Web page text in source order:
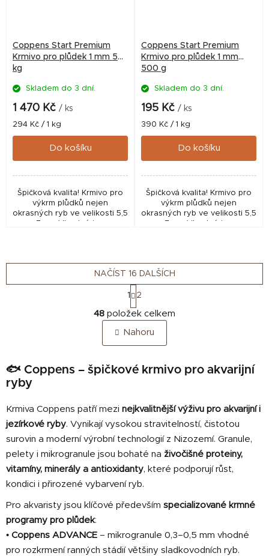
Coppens Start Premium
Krmivo pro plůdek 1 mm 5
kg
Skladem do 3 dní.
1 470 Kč / ks
Měrná
cena:
294 Kč / 1 kg
Do košíku
Špičková kvalita! Krmivo pro
výkrm plůdků nejen
okrasných ryb ve velikosti 5,5
Coppens Start Premium
Krmivo pro plůdek 1 mm
500 g
Skladem do 3 dní.
195 Kč / ks
Měrná
cena:
390 Kč / 1 kg
Do košíku
Špičková kvalita! Krmivo pro
výkrm plůdků nejen
okrasných ryb ve velikosti 5,5
O
v
l
á
d
a
í
p
r
v
k
y
v
p
s
u
NAČÍST 16 DALŠÍCH
S
t
r
á
n
k
v
í
1 2
48 položek celkem
Nahoru
🐟 Coppens – špičkové krmivo pro akvarijní
ryby
Krmiva Coppens patří mezi nejkvalitnější výživu pro akvarijní i
jezírkové ryby. Vynikají vysokou stravitelností, čistotou
surovin a moderní výrobní technologií z Nizozemí. Granule,
pelety i mikrogranule jsou bohaté na živočišné proteiny,
vitamíny, minerály a antioxidanty, které podporují růst,
kondici i přirozené vybarvení ryb.
Pro akvaristy jsou klíčové především specializované krmné
programy pro plůdek:
• Coppens ADVANCE – mikrogranule 0,3–0,5 mm vhodné
pro rozkrmení ranných stádií většiny sladkovodních ryb.